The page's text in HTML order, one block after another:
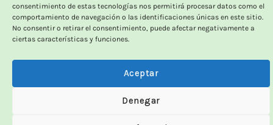
consentimiento de estas tecnologías nos permitirá procesar datos como el
comportamiento de navegación o las identificaciones únicas en este sitio.
No consentir o retirar el consentimiento, puede afectar negativamente a
ciertas características y funciones.
Aceptar
Denegar